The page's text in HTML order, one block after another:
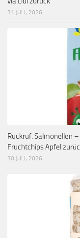
31 JULI, 2026
Rückruf: Salmonellen –
Fruchtchips Apfel
30 JULI, 2026